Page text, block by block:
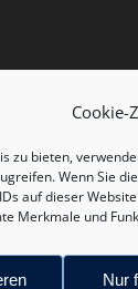
Cookie-
zu bieten,
Wenn Sie
auf dieser
Merkmale und
Nur